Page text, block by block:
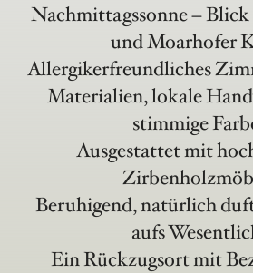
Nachmittagssonne –
und Moarhofer
Allergikerfreundliches
Materialien, lokale
stimmige
Ausgestattet mit
Beruhigend, natürlich
aufs
Ein Rückzugsort mit